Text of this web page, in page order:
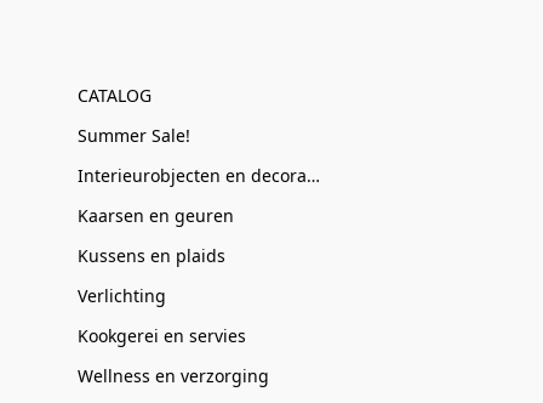
CATALOG
Summer Sale!
Interieurobjecten en decoratie
Kaarsen en geuren
Kussens en plaids
Verlichting
Kookgerei en servies
Wellness en verzorging